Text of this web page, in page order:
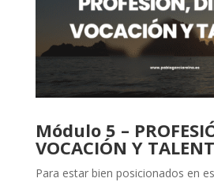
Módulo 5 –
VOCACIÓN Y
Para estar bien posicionados en